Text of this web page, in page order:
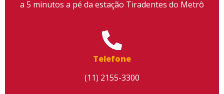
a 5 minutos a pé da estação Tiradentes do Metrô
Telefone
(11) 2155-3300
Aceitar cookies